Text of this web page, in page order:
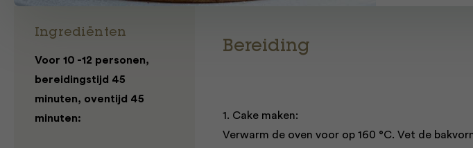
Ingrediënten
Voor 10 -12 personen,
bereidingstijd 45
minuten, oventijd 45
minuten:
Bereiding
1. Cake maken:
Verwarm de oven voor op 160 °C. Vet de